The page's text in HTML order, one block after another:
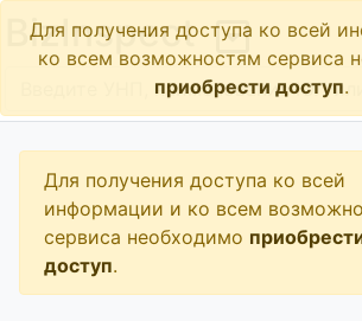
BizInspect
Для получения доступа ко всей
ко всем возможностям сервиса
приобрести доступ.
Для получения доступа ко всей
информации и ко всем
сервиса необходимо
доступ.